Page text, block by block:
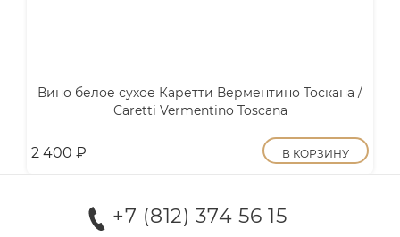
Вино белое сухое Каретти Верментино Тоскана /
Caretti Vermentino Toscana
2 400 ₽ В КОРЗИНУ
+7 (812) 374 56 15